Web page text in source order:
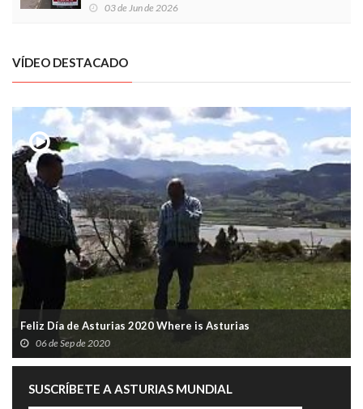
03 de Jun de 2026
VÍDEO DESTACADO
Feliz Día de Asturias 2020 Where is Asturias
06 de Sep de 2020
SUSCRÍBETE A ASTURIAS MUNDIAL